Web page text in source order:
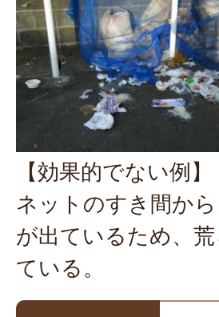
【効果的でない例】
ネットのすき間か
が出ているため、
ている。